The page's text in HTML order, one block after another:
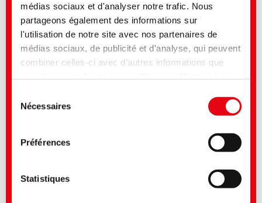
médias sociaux et d'analyser notre trafic. Nous
partageons également des informations sur
l'utilisation de notre site avec nos partenaires de
médias sociaux, de publicité et d'analyse, qui peuvent
combiner celles-ci avec d'autres informations que
à nos cookies si vous continuez à utiliser notre site
possible que des données soient transmises aux
États-Unis et traitées par les autorités américaines.
sont considérés comme un pays tiers peu sûr avec
un niveau de protection des données insuffisant. Les
Nécessaires
Préférences
Statistiques
Aperçu de nos prestations
tous les types de fibres, substrats et
procédés